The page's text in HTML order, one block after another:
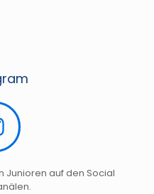
Junioren auf den Social